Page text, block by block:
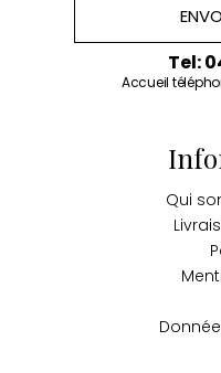
Tel:
Accueil
Qui